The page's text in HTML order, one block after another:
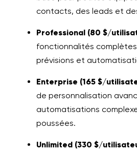
contacts, des leads et
Professional (80 $/
fonctionnalités
prévisions et
Enterprise (165 $/
de personnalisation
automatisations
poussées.
Unlimited (330 $/